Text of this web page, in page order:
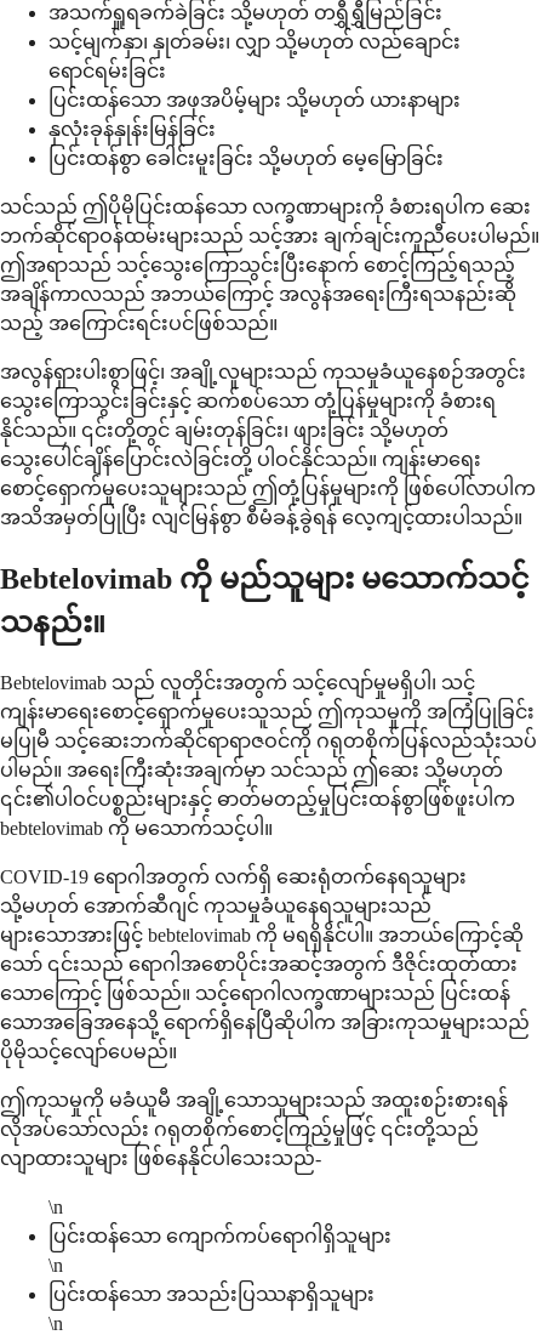
အသက်ရှူရခက်ခဲခြင်း သို့မဟုတ် တရွှီရွှီမြည်ခြင်း
သင့်မျက်နှာ၊ နှုတ်ခမ်း၊ လျှာ သို့မဟုတ် လည်ချောင်း
ရောင်ရမ်းခြင်း
ပြင်းထန်သော အဖုအပိမ့်များ သို့မဟုတ် ယားနာများ
နှလုံးခုန်နှုန်းမြန်ခြင်း
ပြင်းထန်စွာ ခေါင်းမူးခြင်း သို့မဟုတ် မေ့မြောခြင်း
သင်သည် ဤပိုမိုပြင်းထန်သော လက္ခဏာများကို ခံစားရပါက ဆေး
ဘက်ဆိုင်ရာဝန်ထမ်းများသည် သင့်အား ချက်ချင်းကူညီပေးပါမည်။
ဤအရာသည် သင့်သွေးကြောသွင်းပြီးနောက် စောင့်ကြည့်ရသည့်
အချိန်ကာလသည် အဘယ်ကြောင့် အလွန်အရေးကြီးရသနည်းဆို
သည့် အကြောင်းရင်းပင်ဖြစ်သည်။
အလွန်ရှားပါးစွာဖြင့်၊ အချို့လူများသည် ကုသမှုခံယူနေစဉ်အတွင်း
သွေးကြောသွင်းခြင်းနှင့် ဆက်စပ်သော တုံ့ပြန်မှုများကို ခံစားရ
နိုင်သည်။ ၎င်းတို့တွင် ချမ်းတုန်ခြင်း၊ ဖျားခြင်း သို့မဟုတ်
သွေးပေါင်ချိန်ပြောင်းလဲခြင်းတို့ ပါဝင်နိုင်သည်။ ကျန်းမာရေး
စောင့်ရှောက်မှုပေးသူများသည် ဤတုံ့ပြန်မှုများကို ဖြစ်ပေါ်လာပါက
အသိအမှတ်ပြုပြီး လျင်မြန်စွာ စီမံခန့်ခွဲရန် လေ့ကျင့်ထားပါသည်။
Bebtelovimab ကို မည်သူများ မသောက်သင့်
သနည်း။
Bebtelovimab သည် လူတိုင်းအတွက် သင့်လျော်မှုမရှိပါ၊ သင့်
ကျန်းမာရေးစောင့်ရှောက်မှုပေးသူသည် ဤကုသမှုကို အကြံပြုခြင်း
မပြုမီ သင့်ဆေးဘက်ဆိုင်ရာရာဇဝင်ကို ဂရုတစိုက်ပြန်လည်သုံးသပ်
ပါမည်။ အရေးကြီးဆုံးအချက်မှာ သင်သည် ဤဆေး သို့မဟုတ်
၎င်း၏ပါဝင်ပစ္စည်းများနှင့် ဓာတ်မတည့်မှုပြင်းထန်စွာဖြစ်ဖူးပါက
bebtelovimab ကို မသောက်သင့်ပါ။
COVID-19 ရောဂါအတွက် လက်ရှိ ဆေးရုံတက်နေရသူများ
သို့မဟုတ် အောက်ဆီဂျင် ကုသမှုခံယူနေရသူများသည်
များသောအားဖြင့် bebtelovimab ကို မရရှိနိုင်ပါ။ အဘယ်ကြောင့်ဆို
သော် ၎င်းသည် ရောဂါအစောပိုင်းအဆင့်အတွက် ဒီဇိုင်းထုတ်ထား
သောကြောင့် ဖြစ်သည်။ သင့်ရောဂါလက္ခဏာများသည် ပြင်းထန်
သောအခြေအနေသို့ ရောက်ရှိနေပြီဆိုပါက အခြားကုသမှုများသည်
ပိုမိုသင့်လျော်ပေမည်။
ဤကုသမှုကို မခံယူမီ အချို့သောသူများသည် အထူးစဉ်းစားရန်
လိုအပ်သော်လည်း ဂရုတစိုက်စောင့်ကြည့်မှုဖြင့် ၎င်းတို့သည်
လျာထားသူများ ဖြစ်နေနိုင်ပါသေးသည်-
\n
ပြင်းထန်သော ကျောက်ကပ်ရောဂါရှိသူများ
\n
ပြင်းထန်သော အသည်းပြဿနာရှိသူများ
\n